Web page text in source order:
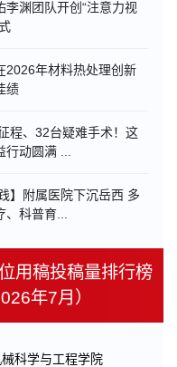
李渊团队开创“注意力视
2026年材料热处理创新
绩
程、32台疑难手术！这
动圆满 ...
】附属医院下沉岳西 多
、科普育...
用稿投稿量排行榜
年7月）
科学与工程学院